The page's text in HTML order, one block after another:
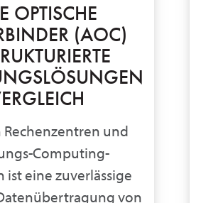
OPTISCHE
(AOC)
und
Computing-
eine zuverlässige
von